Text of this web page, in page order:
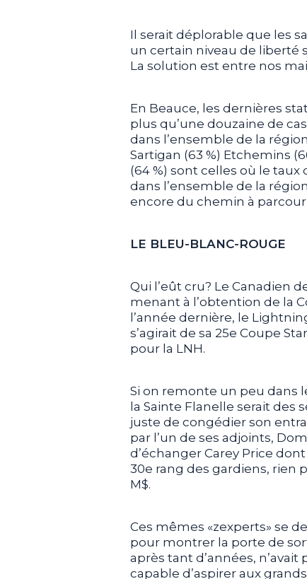
Il serait déplorable que les
un certain niveau de liberté
La solution est entre nos
En Beauce, les dernières
plus qu’une douzaine de
dans l’ensemble de la
Sartigan (63 %) Etchemins
(64 %) sont celles où le
dans l’ensemble de la
encore du chemin à
LE BLEU-BLANC-ROUGE
Qui l’eût cru? Le Canadien
menant à l’obtention de la
l’année dernière, le
s’agirait de sa 25e Coupe
pour la LNH.
Si on remonte un peu dans
la Sainte Flanelle serait des
juste de congédier son
par l’un de ses adjoints,
d’échanger Carey Price
30e rang des gardiens, rien
M$.
Ces mêmes «zexperts» se
pour montrer la porte de
après tant d’années,
capable d’aspirer aux